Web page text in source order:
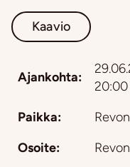
Kaavio
Ajankohta:
20:00
Paikka:
Osoite: